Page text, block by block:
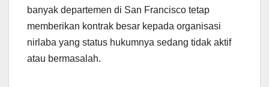
banyak departemen di San Francisco tetap
memberikan kontrak besar kepada organisasi
nirlaba yang status hukumnya sedang tidak aktif
atau bermasalah.